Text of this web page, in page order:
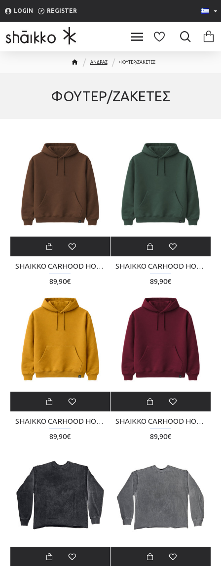
LOGIN REGISTER
ΑΝΔΡΑΣ ΦΟΥΤΕΡ/ΖΑΚΕΤΕΣ
ΦΟΥΤΕΡ/ΖΑΚΕΤΕΣ
SHAIKKO CARHOOD HOODIE 420 GSM SKU226MA02-10
89,90€
SHAIKKO CARHOOD HOODIE 420 GSM SKU226MA02-15
89,90€
SHAIKKO CARHOOD HOODIE 420 GSM SKU226MA02-21
89,90€
SHAIKKO CARHOOD HOODIE 420 GSM SKU226MA02-25
89,90€